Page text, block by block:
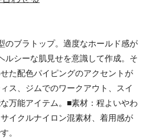
のブラトップ。適度なホールド感が
ルシーな肌見せを意識して作成。そ
た配色パイピングのアクセントが
ス、ジムでのワークアウト、スイ
万能アイテム。■素材：程よいやわ
イクルナイロン混素材、着用感が
。